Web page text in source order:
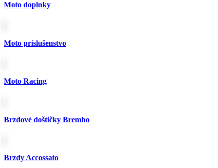
Moto doplnky
Moto príslušenstvo
Moto Racing
Brzdové doštičky Brembo
Brzdy Accossato